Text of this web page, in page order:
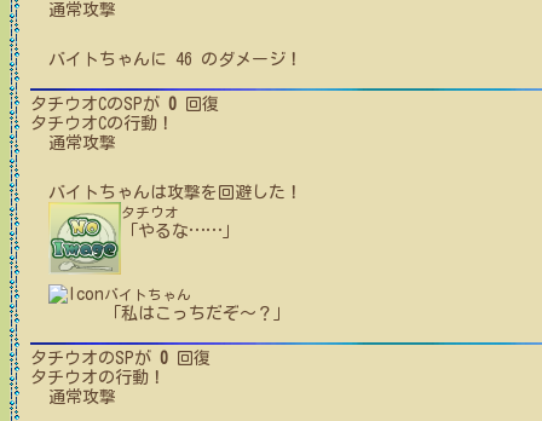
通常攻撃
バイトちゃん に 46 のダメージ！
タチウオCのSPが 0 回復
タチウオCの行動！
通常攻撃
バイトちゃんは攻撃を回避した！
タチウオ
「やるな……
バイトちゃん
「私はこっちだぞ～？」
タチウオのSPが 0 回復
タチウオの行動！
通常攻撃